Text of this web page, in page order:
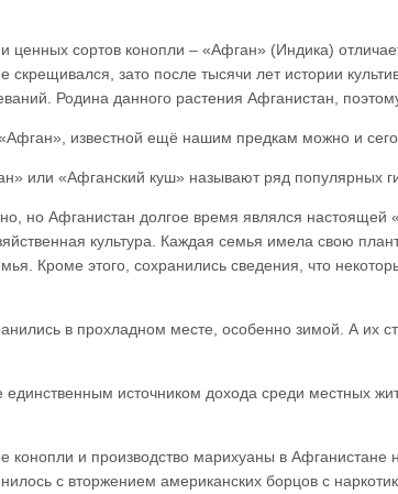
ценных сортов конопли – «Афган» (Индика)
скрещивался, зато после тысячи лет истории
Родина данного растения Афганистан,
известной ещё нашим предкам можно и
или «Афганский куш» называют ряд популярных
но Афганистан долгое время являлся
культура. Каждая семья имела свою
Кроме этого, сохранились сведения, что
в прохладном месте, особенно зимой. А их
единственным источником дохода среди местных
конопли и производство марихуаны в
с вторжением американских борцов с